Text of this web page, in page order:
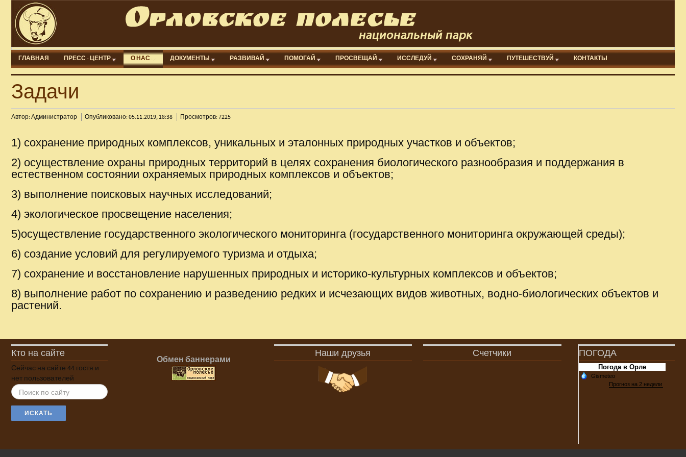
ГЛАВНАЯ ПРЕСС - ЦЕНТР О НАС ДОКУМЕНТЫ РАЗВИВАЙ ПОМОГАЙ ПРОСВЕЩАЙ ИССЛЕДУЙ СОХРАНЯЙ ПУТЕШЕСТВУЙ КОНТАКТЫ
Задачи
Автор: Администратор Опубликовано: 05.11.2019, 18:38 Просмотров: 7225
1) сохранение природных комплексов, уникальных и эталонных природных участков и объектов;
2) осуществление охраны природных территорий в целях сохранения биологического разнообразия и поддержания в
естественном состоянии охраняемых природных комплексов и объектов;
3) выполнение поисковых научных исследований;
4) экологическое просвещение населения;
5)осуществление государственного экологического мониторинга (государственного мониторинга окружающей среды);
6) создание условий для регулируемого туризма и отдыха;
7) сохранение и восстановление нарушенных природных и историко-культурных комплексов и объектов;
8) выполнение работ по сохранению и разведению редких и исчезающих видов животных, водно-биологических объектов и
растений.
Кто на сайте
Сейчас на сайте 44 гостя и
нет пользователей
ИСКАТЬ...
ИСКАТЬ
Обмен баннерами
Наши друзья Счетчики ПОГОДА
Погода в Орле